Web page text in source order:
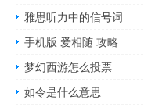
雅思听力中的信号词
手机版 爱相随 攻略
梦幻西游怎么投票
如令是什么意思